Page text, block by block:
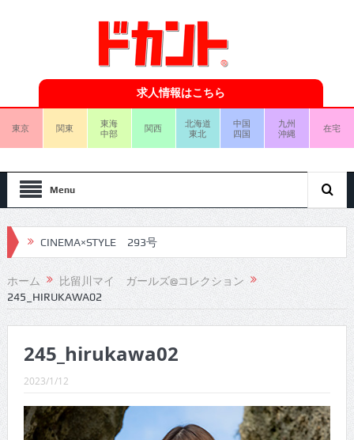
求人情報はこちら
東京 関東
東海
中部
関西
北海道
東北
中国
四国
九州
沖縄
在宅
Menu
CINEMA×STYLE 293号
CINEMA×STYLE 292号
CINEMA×STYLE 291号
CINEMA×STYLE 289号
CINEMA×STYLE 287号
ホーム
比留川マイ ガールズ@コレクション
245_HIRUKAWA02
245_hirukawa02
2023/1/12